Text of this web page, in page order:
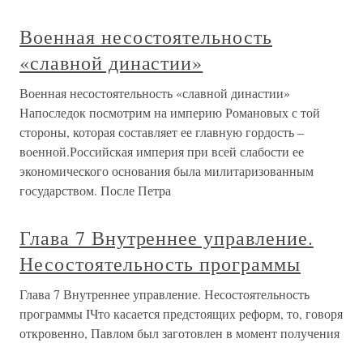
Военная несостоятельность
«славной династии»
Военная несостоятельность «славной династии»
Напоследок посмотрим на империю Романовых с той
стороны, которая составляет ее главную гордость –
военной.Российская империя при всей слабости ее
экономического основания была милитаризованным
государством. После Петра
Глава 7 Внутреннее управление.
Несостоятельность программы
Глава 7 Внутреннее управление. Несостоятельность
программы IЧто касается предстоящих реформ, то, говоря
откровенно, Павлом был заготовлен в момент получения